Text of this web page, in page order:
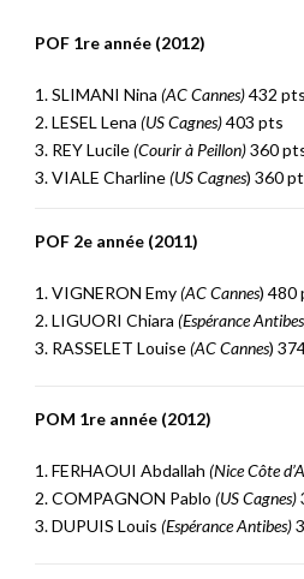
POF 1re année (2012)
1. SLIMANI Nina (AC Cannes)432 pts
2. LESEL Lena (US Cagnes)403 pts
3. REY Lucile(Courir à Peillon)360
3. VIALE Charline(US Cagnes) 360
POF 2e année (2011)
1. VIGNERON Emy(AC Cannes) 480
2. LIGUORI Chiara (Espérance
3. RASSELET Louise(AC Cannes)
POM 1re année (2012)
1. FERHAOUI Abdallah (Nice Côte
2. COMPAGNON Pablo (US Cagnes)
3. DUPUIS Louis (Espérance Antibes)